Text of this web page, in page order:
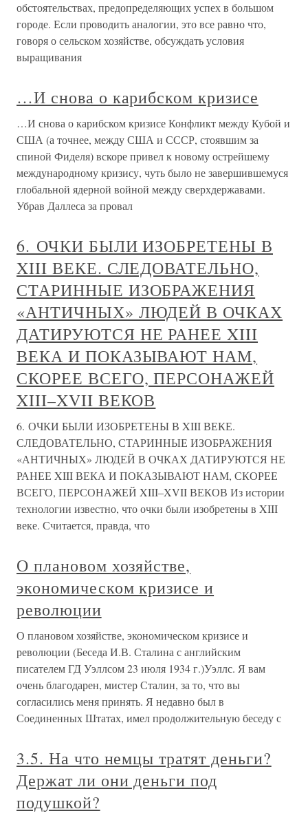
обстоятельствах, предопределяющих успех в большом
городе. Если проводить аналогии, это все равно что,
говоря о сельском хозяйстве, обсуждать условия
выращивания
…И снова о карибском кризисе
…И снова о карибском кризисе Конфликт между Кубой и
США (а точнее, между США и СССР, стоявшим за
спиной Фиделя) вскоре привел к новому острейшему
международному кризису, чуть было не завершившемуся
глобальной ядерной войной между сверхдержавами.
Убрав Даллеса за провал
6. ОЧКИ БЫЛИ ИЗОБРЕТЕНЫ В
XIII ВЕКЕ. СЛЕДОВАТЕЛЬНО,
СТАРИННЫЕ ИЗОБРАЖЕНИЯ
«АНТИЧНЫХ» ЛЮДЕЙ В ОЧКАХ
ДАТИРУЮТСЯ НЕ РАНЕЕ XIII
ВЕКА И ПОКАЗЫВАЮТ НАМ,
СКОРЕЕ ВСЕГО, ПЕРСОНАЖЕЙ
XIII–XVII ВЕКОВ
6. ОЧКИ БЫЛИ ИЗОБРЕТЕНЫ В XIII ВЕКЕ.
СЛЕДОВАТЕЛЬНО, СТАРИННЫЕ ИЗОБРАЖЕНИЯ
«АНТИЧНЫХ» ЛЮДЕЙ В ОЧКАХ ДАТИРУЮТСЯ НЕ
РАНЕЕ XIII ВЕКА И ПОКАЗЫВАЮТ НАМ, СКОРЕЕ
ВСЕГО, ПЕРСОНАЖЕЙ XIII–XVII ВЕКОВ Из истории
технологии известно, что очки были изобретены в XIII
веке. Считается, правда, что
О плановом хозяйстве,
экономическом кризисе и
революции
О плановом хозяйстве, экономическом кризисе и
революции (Беседа И.В. Сталина с английским
писателем ГД Уэллсом 23 июля 1934 г.)Уэллс. Я вам
очень благодарен, мистер Сталин, за то, что вы
согласились меня принять. Я недавно был в
Соединенных Штатах, имел продолжительную беседу с
3.5. На что немцы тратят деньги?
Держат ли они деньги под
подушкой?